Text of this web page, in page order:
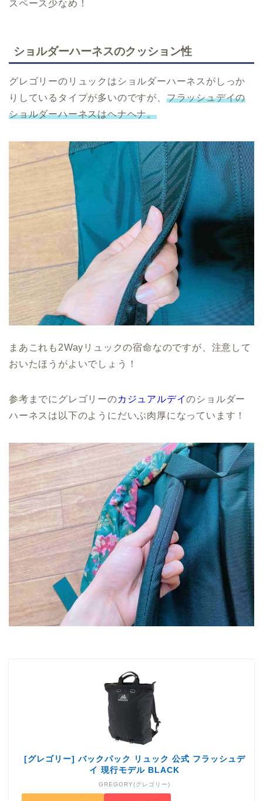
スペース少なめ！
ショルダーハーネスのクッション性
グレゴリーのリュックはショルダーハーネスがしっか
りしているタイプが多いのですが、 フラッシュデイの
ショルダーハーネスはヘナヘナ。
まあこれも2Wayリュックの宿命なのですが、注意して
おいたほうがよいでしょう！
参考までにグレゴリーのカジュアルデイのショルダー
ハーネスは以下のようにだいぶ肉厚になっています！
[グレゴリー] バックパック リュック 公式 フラッシュデ
イ 現行モデル BLACK
GREGORY(グレゴリー)